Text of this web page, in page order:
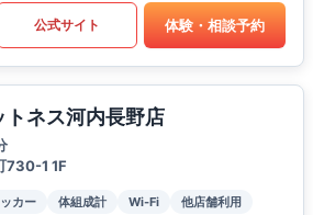
公式サイト 体験・相談予約
ネス河内長野店
730-1 1F
カー 体組成計 Wi-Fi 他店舗利用